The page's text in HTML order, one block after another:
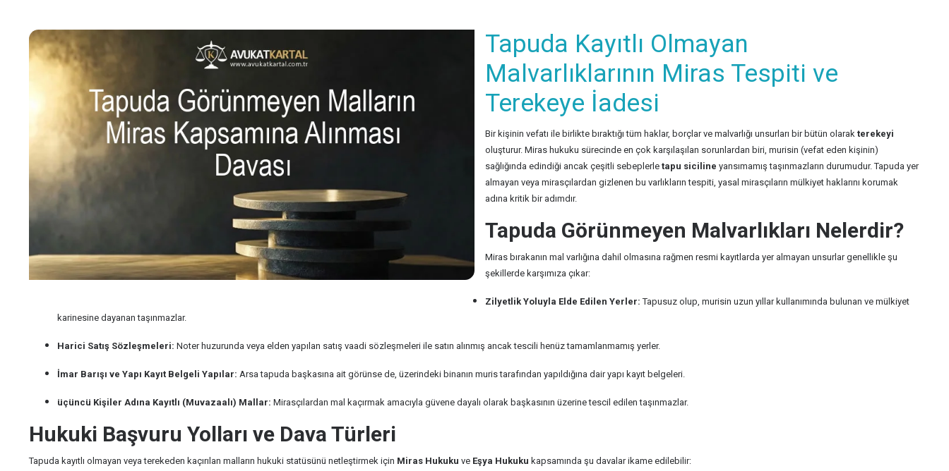
Tapuda Kayıtlı Olmayan
Malvarlıklarının Miras Tespiti ve
Terekeye İadesi
Bir kişinin vefatı ile birlikte bıraktığı tüm haklar, borçlar ve malvarlığı unsurları bir bütün olarak terekeyi
oluşturur. Miras hukuku sürecinde en çok karşılaşılan sorunlardan biri, murisin (vefat eden kişinin)
sağlığında edindiği ancak çeşitli sebeplerle tapu siciline yansımamış taşınmazların durumudur. Tapuda yer
almayan veya mirasçılardan gizlenen bu varlıkların tespiti, yasal mirasçıların mülkiyet haklarını korumak
adına kritik bir adımdır.
Tapuda Görünmeyen Malvarlıkları Nelerdir?
Miras bırakanın mal varlığına dahil olmasına rağmen resmi kayıtlarda yer almayan unsurlar genellikle şu
şekillerde karşımıza çıkar:
Zilyetlik Yoluyla Elde Edilen Yerler: Tapusuz olup, murisin uzun yıllar kullanımında bulunan ve mülkiyet
karinesine dayanan taşınmazlar.
Harici Satış Sözleşmeleri: Noter huzurunda veya elden yapılan satış vaadi sözleşmeleri ile satın alınmış ancak tescili henüz tamamlanmamış yerler.
İmar Barışı ve Yapı Kayıt Belgeli Yapılar: Arsa tapuda başkasına ait görünse de, üzerindeki binanın muris tarafından yapıldığına dair yapı kayıt belgeleri.
üçüncü Kişiler Adına Kayıtlı (Muvazaalı) Mallar: Mirasçılardan mal kaçırmak amacıyla güvene dayalı olarak başkasının üzerine tescil edilen taşınmazlar.
Hukuki Başvuru Yolları ve Dava Türleri
Tapuda kayıtlı olmayan veya terekeden kaçırılan malların hukuki statüsünü netleştirmek için Miras Hukuku ve Eşya Hukuku kapsamında şu davalar ikame edilebilir: